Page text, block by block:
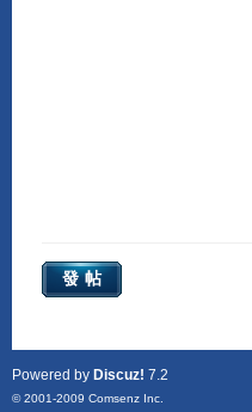
發帖
Powered by Discuz! 7.2
© 2001-2009 Comsenz Inc.